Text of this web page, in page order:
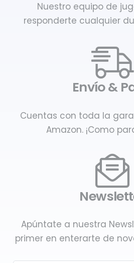
Nuestro equipo de
responderte cualquier
Envío &
Cuentas con toda la
Amazon. ¡Como
Apúntate a nuestra
primer en enterarte de